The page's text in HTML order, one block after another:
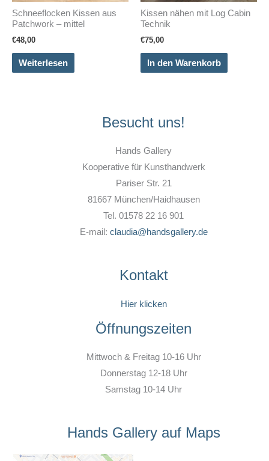
Schneeflocken Kissen aus
Patchwork – mittel
€48,00
Weiterlesen
Kissen nähen mit Log Cabin
Technik
€75,00
In den Warenkorb
Besucht uns!
Hands Gallery
Kooperative für Kunsthandwerk
Pariser Str. 21
81667 München/Haidhausen
Tel. 01578 22 16 901
E-mail: claudia@handsgallery.de
Kontakt
Hier klicken
Öffnungszeiten
Mittwoch & Freitag 10-16 Uhr
Donnerstag 12-18 Uhr
Samstag 10-14 Uhr
Hands Gallery auf Maps